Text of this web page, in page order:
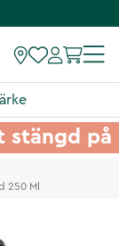
stängd
250 Ml